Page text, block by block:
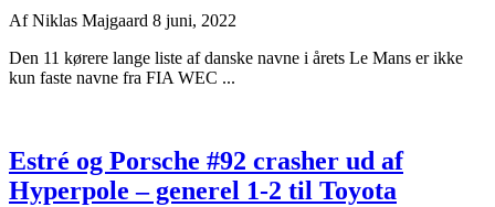
AfNiklas Majgaard 8 juni, 2022
Den 11 kørere lange liste af danske navne i årets Le Mans er ikke
kun faste navne fra FIA WEC ...
Estré og Porsche #92 crasher ud af
Hyperpole – generel 1-2 til Toyota